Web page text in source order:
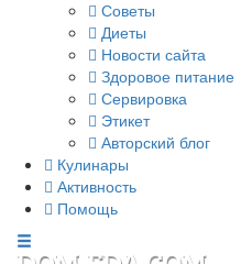
Советы
Диеты
Новости сайта
Здоровое питание
Сервировка
Этикет
Авторский блог
Кулинары
Активность
Помощь